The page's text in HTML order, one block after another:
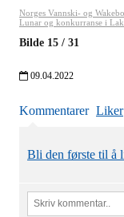
Norges Vannski- og
Lunar og konkurranse i
Bilde 15 / 31
09.04.2022
Kommentarer Liker
Bli den første til å